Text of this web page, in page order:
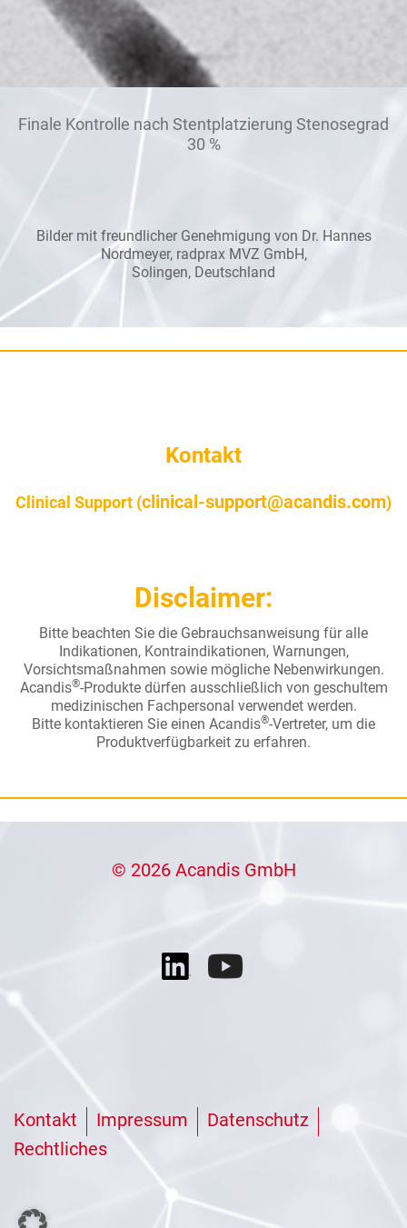
Finale Kontrolle nach Stentplatzierung Stenosegrad
30 %
Bilder mit freundlicher Genehmigung von Dr. Hannes
Nordmeyer, radprax MVZ GmbH,
Solingen, Deutschland
Kontakt
Clinical Support (clinical-support@acandis.com)
Disclaimer:
Bitte beachten Sie die Gebrauchsanweisung für alle
Indikationen, Kontraindikationen, Warnungen,
Vorsichtsmaßnahmen sowie mögliche Nebenwirkungen.
Acandis®-Produkte dürfen ausschließlich von geschultem
medizinischen Fachpersonal verwendet werden.
Bitte kontaktieren Sie einen Acandis®-Vertreter, um die
Produktverfügbarkeit zu erfahren.
© 2026 Acandis GmbH
Kontakt Impressum
Datenschutz
Rechtliches